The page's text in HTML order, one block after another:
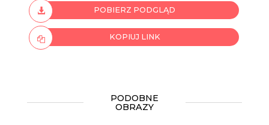
POBIERZ PODGLĄD
KOPIUJ LINK
PODOBNE
OBRAZY